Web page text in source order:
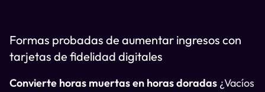
Formas probadas de aumentar ingresos con
tarjetas de fidelidad digitales
Convierte horas muertas en horas doradas ¿Vacíos